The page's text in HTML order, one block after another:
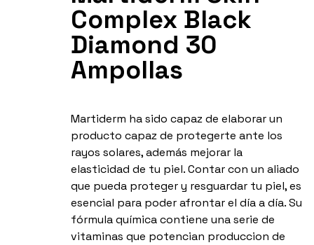
Complex Black
Diamond 30
Ampollas
Martiderm ha sido capaz de elaborar un
producto capaz de protegerte ante los
rayos solares, además mejorar la
elasticidad de tu piel. Contar con un aliado
que pueda proteger y resguardar tu piel, es
esencial para poder afrontar el día a día. Su
fórmula química contiene una serie de
vitaminas que potencian produccion de